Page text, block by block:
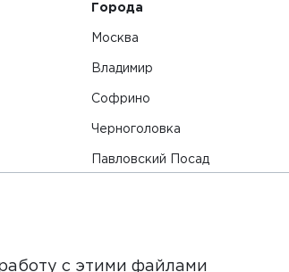
Города
Москва
Владимир
Софрино
Черноголовка
Павловский Посад
с этими файлами